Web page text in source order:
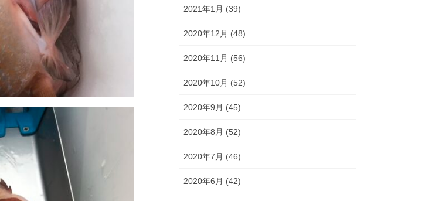
2021年1月 (39)
2020年12月 (48)
2020年11月 (56)
2020年10月 (52)
2020年9月 (45)
2020年8月 (52)
2020年7月 (46)
2020年6月 (42)